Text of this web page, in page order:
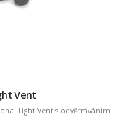
Vent
Light Vent s odvětráváním